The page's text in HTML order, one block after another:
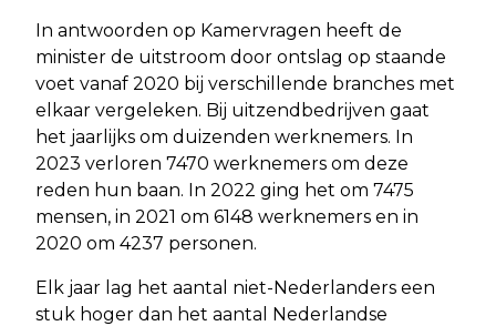
In antwoorden op Kamervragen heeft de
minister de uitstroom door ontslag op staande
voet vanaf 2020 bij verschillende branches met
elkaar vergeleken. Bij uitzendbedrijven gaat
het jaarlijks om duizenden werknemers. In
2023 verloren 7470 werknemers om deze
reden hun baan. In 2022 ging het om 7475
mensen, in 2021 om 6148 werknemers en in
2020 om 4237 personen.
Elk jaar lag het aantal niet-Nederlanders een
stuk hoger dan het aantal Nederlandse